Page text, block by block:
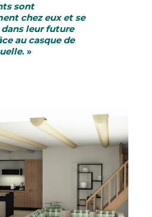
sont
chez eux et se
leur future
au casque de
. »